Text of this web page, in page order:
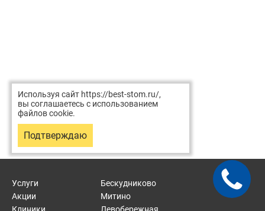
Услуги
Акции
Бескудниково
Митино
Используя сайт https://best-stom.ru/,
вы соглашаетесь с использованием
файлов cookie.
Подтверждаю